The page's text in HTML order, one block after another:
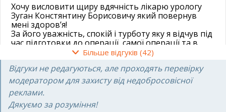
Хочу висловити щиру вдячність лікарю урологу
Зуган Констянтину Борисовичу який повернув
мені здоров’я!
За його уважність, спокій і турботу яку я відчув під
час підготовки до операції, самої операції та в
післяопераційний період.
Оперіція пройшла успішно і я дуже вдячний за те
що все було зроблено на найвищому рівні.
Окрема подяка всьому медичному персоналу
лікарні Добрий прогноз за чуйне ставлення,
людяність та комфорт, який вони створюють для
своїх пацієнтів. Палата, їжа, все на найвищому
Більше відгуків (42)
Відгуки не редагуються, але проходять перевірку
модератором для захисту від недобросовісної
реклами.
Дякуємо за розуміння!